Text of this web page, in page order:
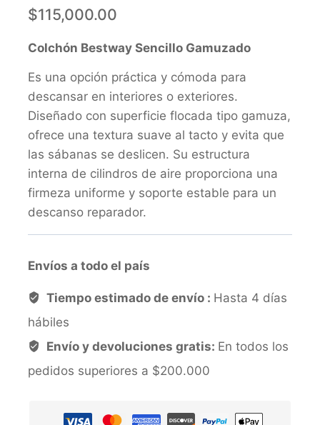
$115,000.00
Colchón Bestway Sencillo Gamuzado
Es una opción práctica y cómoda para
descansar en interiores o exteriores.
Diseñado con superficie flocada tipo gamuza,
ofrece una textura suave al tacto y evita que
las sábanas se deslicen. Su estructura
interna de cilindros de aire proporciona una
firmeza uniforme y soporte estable para un
descanso reparador.
Envíos a todo el país
Tiempo estimado de envío : Hasta 4 días
hábiles
Envío y devoluciones gratis: En todos los
pedidos superiores a $200.000